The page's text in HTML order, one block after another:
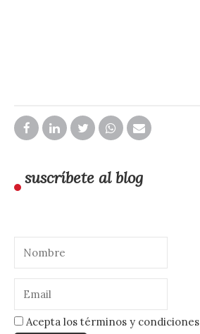
suscríbete al blog
Acepta los términos y condiciones